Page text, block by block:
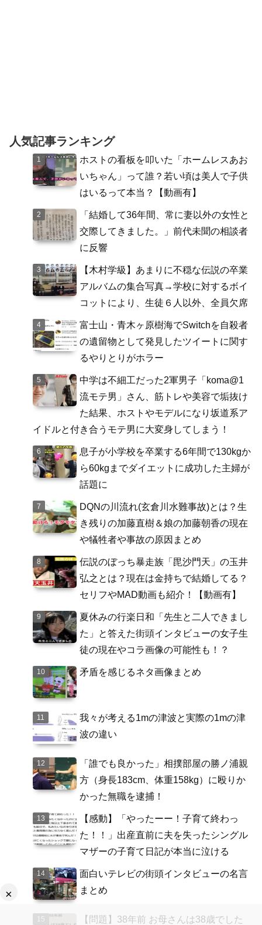
×
人気記事ランキング
ホストの看板を叩いた「ホームレスあお
いちゃん」って誰？若い頃は美人で子供
はいるって本当？【動画有】
「結婚して36年間、常に妻以外の女性と
交際してきました。」前代未聞の相談者
に反響
【木村学級】あまりに不穏な伝説の卒業
アルバムの集合写真→学校に対するボイ
コットにより、生徒６人以外、全員欠席
富士山・青木ヶ原樹海でSwitchを自殺者
の遺留物として発見したツイートに関す
るやりとりがホラー
中学は不細工だった2軍男子「koma@1
流モテ男」さん、筋トレや美容で垢抜け
た結果、ホストやモデルになり坂道系ア
イドルと付き合うモテ男に大変身してしまう！
息子が小学校を卒業する6年間で130kgか
ら60kgまでダイエットに成功した主婦が
話題に
DQNの川流れ(玄倉川水難事故)とは？生
き残りの加藤直樹＆娘の加藤朝香の現在
や犠牲者や事故の原因まとめ
伝説のぼっち暴走族「毘沙門天」の玉井
弘之とは？現在は金持ちで結婚してる？
セリフやMAD動画も紹介！【動画有】
夏休みの行楽日和「先生と二人できまし
た」と答えた街頭インタビューの女子生
徒の現在やコラ画像の可能性も！？
矛盾を感じるネタ画像まとめ
我々が考える1mの津波と実際の1mの津
波の違い
「誰でも良かった」相撲部屋の勝ノ浦親
方（身長183cm、体重158kg）に殴りか
かった無職を逮捕！
【感動】「やったーー！子育て終わっ
た！！」出産直前に夫を失ったシングル
マザーの子育て日記が本当に泣ける
面白いテレビの街頭インタビューの名言
まとめ
【問題】38年前 お母さんは38歳でした